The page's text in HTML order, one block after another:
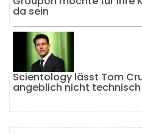
da sein
Scientology lässt Tom
angeblich nicht